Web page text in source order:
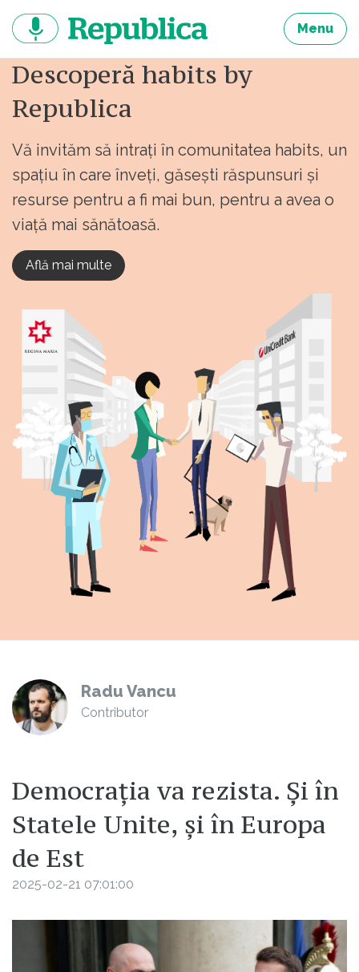
continut
Menu
Descoperă habits by
Republica
Vă invităm să intrați în comunitatea habits, un
spațiu în care înveți, găsești răspunsuri și
resurse pentru a fi mai bun, pentru a avea o
viață mai sănătoasă.
Află mai multe
Radu Vancu
Contributor
Democrația va rezista. Și în
Statele Unite, și în Europa
de Est
2025-02-21 07:01:00